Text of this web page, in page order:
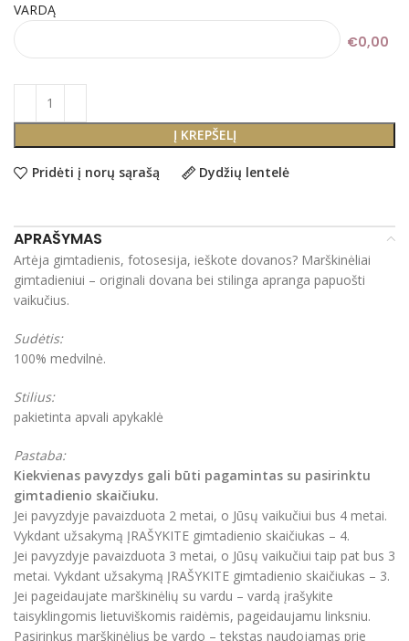
VARDĄ
€0,00
Į KREPŠELĮ
Pridėti į norų sąrašą Dydžių lentelė
APRAŠYMAS
Artėja gimtadienis, fotosesija, ieškote dovanos? Marškinėliai
gimtadieniui – originali dovana bei stilinga apranga papuošti
vaikučius.
Sudėtis:
100% medvilnė.
Stilius:
pakietinta apvali apykaklė
Pastaba:
Kiekvienas pavyzdys gali būti pagamintas su pasirinktu
gimtadienio skaičiuku.
Jei pavyzdyje pavaizduota 2 metai, o Jūsų vaikučiui bus 4 metai.
Vykdant užsakymą ĮRAŠYKITE gimtadienio skaičiukas – 4.
Jei pavyzdyje pavaizduota 3 metai, o Jūsų vaikučiui taip pat bus 3
metai. Vykdant užsakymą ĮRAŠYKITE gimtadienio skaičiukas – 3.
Jei pageidaujate marškinėlių su vardu – vardą įrašykite
taisyklingomis lietuviškomis raidėmis, pageidaujamu linksniu.
Pasirinkus marškinėlius be vardo – tekstas naudojamas prie